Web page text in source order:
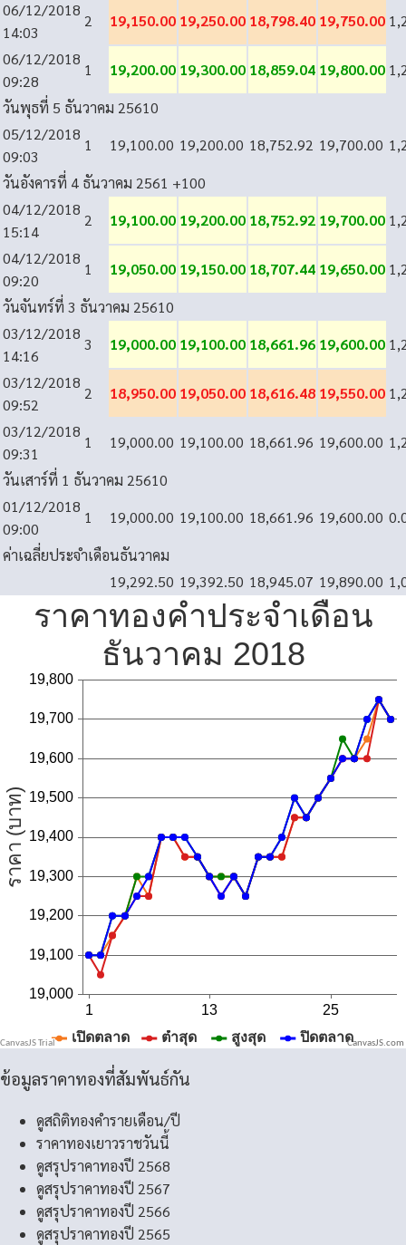
06/12/2018
14:03
2 19,150.00 19,250.00 18,798.40 19,750.00
06/12/2018
09:28
1 19,200.00 19,300.00 18,859.04 19,800.00
วันพุธที่ 5 ธันวาคม 25610
05/12/2018
09:03
1 19,100.00 19,200.00 18,752.92 19,700.00
วันอังคารที่ 4 ธันวาคม 2561 +100
04/12/2018
15:14
2 19,100.00 19,200.00 18,752.92 19,700.00
04/12/2018
09:20
1 19,050.00 19,150.00 18,707.44 19,650.00
วันจันทร์ที่ 3 ธันวาคม 25610
03/12/2018
14:16
3 19,000.00 19,100.00 18,661.96 19,600.00
03/12/2018
09:52
2 18,950.00 19,050.00 18,616.48 19,550.00
03/12/2018
09:31
1 19,000.00 19,100.00 18,661.96 19,600.00
วันเสาร์ที่ 1 ธันวาคม 25610
01/12/2018
09:00
1 19,000.00 19,100.00 18,661.96 19,600.00
ค่าเฉลี่ยประจำเดือนธันวาคม
19,292.50 19,392.50 18,945.07 19,890.00
CanvasJS.com
ข้อมูลราคาทองที่สัมพันธ์กัน
ดูสถิติทองคำรายเดือน/ปี
ราคาทองเยาวราชวันนี้
ดูสรุปราคาทองปี 2568
ดูสรุปราคาทองปี 2567
ดูสรุปราคาทองปี 2566
ดูสรุปราคาทองปี 2565